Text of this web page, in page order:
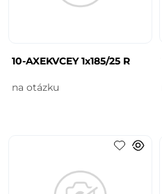
10-AXEKVCEY 1x185/25 R
na otázku